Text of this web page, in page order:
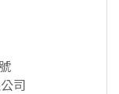
司